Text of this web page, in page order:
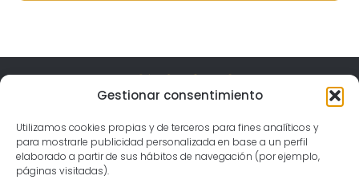
Gestionar consentimiento
Utilizamos cookies propias y de terceros para fines analíticos y
para mostrarle publicidad personalizada en base a un perfil
elaborado a partir de sus hábitos de navegación (por ejemplo,
páginas visitadas).
04559 Las Tablas, Almería
Horario
Lunes – Domingo:
04:30 – 21:30
Contacto
Presidenta del Ashram